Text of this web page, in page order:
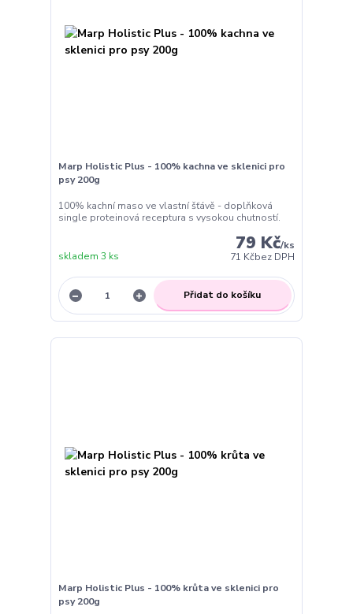
Marp Holistic Plus - 100% kachna ve sklenici pro
psy 200g
100% kachní maso ve vlastní šťávě - doplňková
single proteinová receptura s vysokou chutností.
79 Kč/ks
71 Kčbez DPH
skladem 3 ks
Přidat do košíku
Marp Holistic Plus - 100% krůta ve sklenici pro
psy 200g